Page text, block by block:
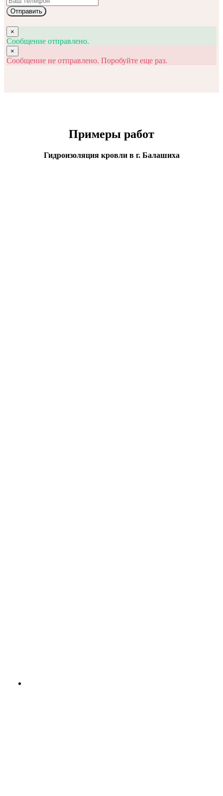
Отправить
×
Сообщение отправлено.
×
Сообщение не отправлено. Поробуйте еще раз.
Примеры работ
Гидроизоляция кровли в г. Балашиха